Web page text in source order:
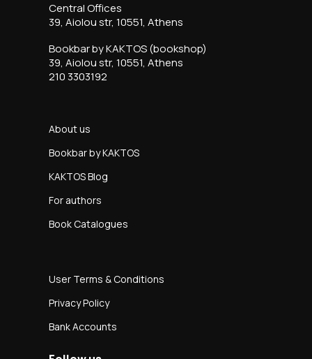
Central Offices
39, Aiolou str, 10551, Athens
Bookbar by KAKTOS (bookshop)
39, Aiolou str, 10551, Athens
210 3303192
About us
Bookbar by KAKTOS
KAKTOS Blog
For authors
Book Catalogues
User Terms & Conditions
Privacy Policy
Bank Accounts